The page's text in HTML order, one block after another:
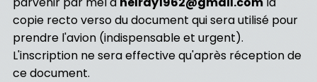
copie recto verso du document qui sera utilisé pour
prendre l'avion (indispensable et urgent).
L'inscription ne sera effective qu'après réception de
ce document.